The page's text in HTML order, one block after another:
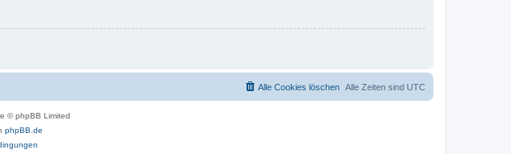
Alle Zeiten sind UTC
Alle Cookies löschen
© phpBB Limited
phpBB.de